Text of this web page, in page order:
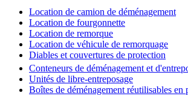
Location de camion de déménagement
Location de fourgonnette
Location de remorque
Location de véhicule de remorquage
Diables et couvertures de protection
Conteneurs de déménagement et
Unités de libre-entreposage
Boîtes de déménagement réutilisables en